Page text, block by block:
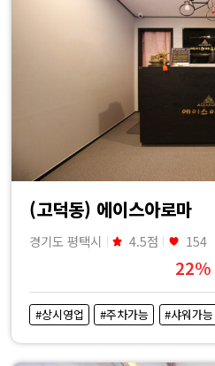
(고덕동) 에이스아로마
경기도 평택시 4.5점 154
22%
#상시영업 #주차가능 #샤워가능